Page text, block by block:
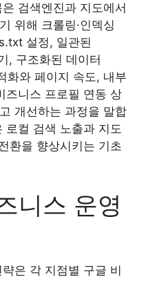
검색엔진과 지도에서
위해 크롤링·인덱싱
설정, 일관된
, 구조화된 데이터
화와 페이지 속도, 내부
즈니스 프로필 연동 상
개선하는 과정을 말합
로컬 검색 노출과 지도
환을 향상시키는 기초
니스 운영
은 각 지점별 구글 비